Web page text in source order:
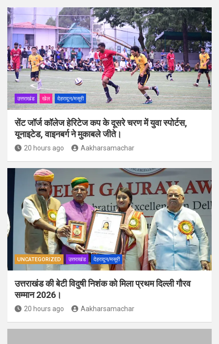
उत्तराखंड खेल देहरादून/मसूरी
सेंट जॉर्ज कॉलेज हेरिटेज कप के दूसरे चरण में युवा स्पोर्टस,
यूनाइटेड, वाइनबर्ग ने मुकाबले जीते।
20 hours ago Aakharsamachar
UNCATEGORIZED उत्तराखंड देहरादून/मसूरी
उत्तराखंड की बेटी विदुषी निशंक को मिला प्रथम दिल्ली गौरव
सम्मान 2026।
20 hours ago Aakharsamachar